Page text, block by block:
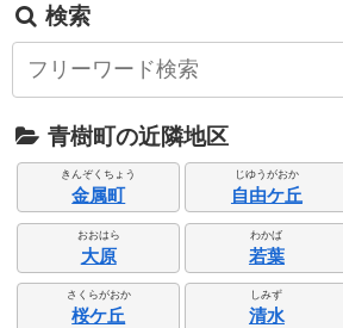
検索
青樹町の近隣地区
きんぞくちょう
金属町
じゆうがおか
自由ケ丘
おおはら
大原
わかば
若葉
さくらがおか
桜ケ丘
しみず
清水